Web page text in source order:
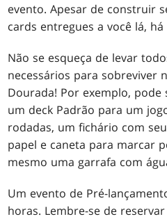
evento. Apesar de construir
cards entregues a você lá,
Não se esqueça de levar
necessários para sobreviver
Dourada! Por exemplo,
um deck Padrão para um
rodadas, um fichário com
papel e caneta para marcar
mesmo uma garrafa com
Um evento de Pré-
horas. Lembre-se de